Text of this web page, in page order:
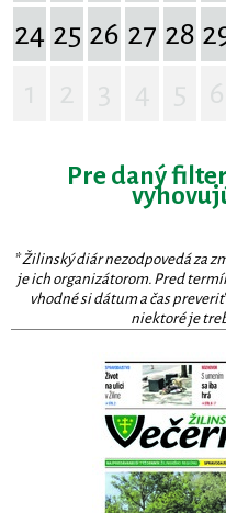
24 25 26 27 28
Pre daný
* Žilinský diár nezodpovedá za
je ich organizátorom. Pred
vhodné si dátum a čas
niektoré je